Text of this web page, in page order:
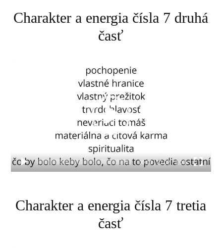
Charakter a energia čísla 7 druhá
časť
00:00|21:02 1.00x
Charakter a energia čísla 7 tretia
časť